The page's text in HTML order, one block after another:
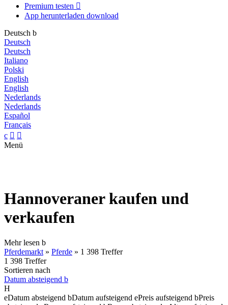
Premium testen 
App herunterladen download
Deutsch b
Deutsch
Deutsch
Italiano
Polski
English
English
Nederlands
Nederlands
Español
Français
c  
Menü
Hannoveraner kaufen und
verkaufen
Mehr lesen b
Pferdemarkt » Pferde » 1 398 Treffer
1 398 Treffer
Sortieren nach
Datum absteigend b
H
eDatum absteigend bDatum aufsteigend ePreis aufsteigend bPreis